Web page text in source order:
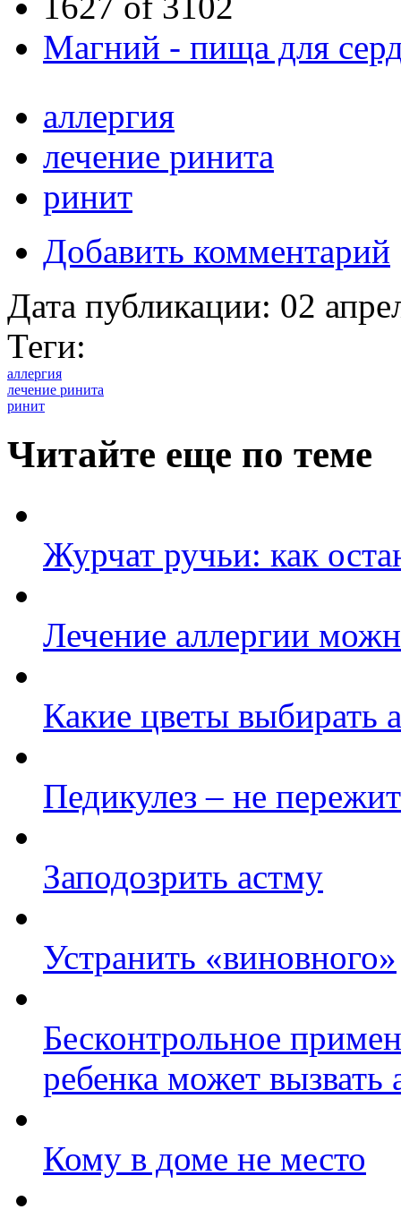
Магний - пища для
аллергия
лечение ринита
ринит
Добавить комментарий
Дата публикации: 02
Теги:
аллергия
лечение ринита
ринит
Читайте еще по теме
Журчат ручьи: как
Лечение аллергии
Какие цветы выбирать
Педикулез – не
Заподозрить астму
Устранить «виновного»
Бесконтрольное
ребенка может вызвать
Кому в доме не место